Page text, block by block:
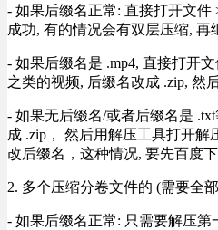
- 如果后缀名正常: 直接打开文件
成功, 有的情况会有双层压缩, 再
- 如果后缀名是 .mp4, 直接打开
之类的视频, 后缀名改成 .zip, 然
- 如果无后缀名/或者后缀名是
成 .zip， 然后用解压工具打开解
改后缀名，这种情况, 要先百度
2. 多个压缩分卷文件的 (需要全
- 如果后缀名正常: 只需要解压